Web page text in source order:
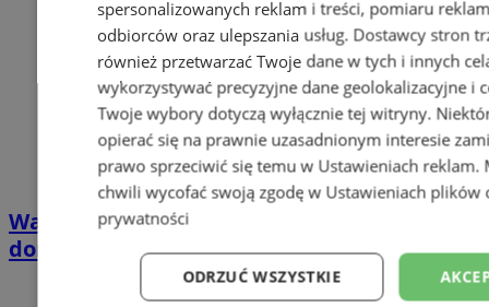
Wakacyjny wypoczynek nad Bałtykiem w
domkach Szmaragdowe Morze
spersonalizowanych reklam i treści, pomiaru
odbiorców oraz ulepszania usług. Dostawcy stron
również przetwarzać Twoje dane w tych i innych
wykorzystywać precyzyjne dane geolokalizacyjne i
Twoje wybory dotyczą wyłącznie tej witryny.
opierać się na prawnie uzasadnionym interesie
prawo sprzeciwić się temu w Ustawieniach reklam.
chwili wycofać swoją zgodę w Ustawieniach plików
prywatności
ODRZUĆ WSZYSTKIE